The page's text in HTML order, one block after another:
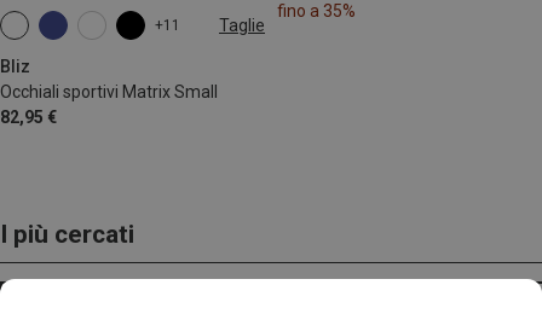
+11 Taglie
Bliz
Occhiali sportivi Matrix Small
82,95 €
ONE SIZE
fino a 35%
I più cercati